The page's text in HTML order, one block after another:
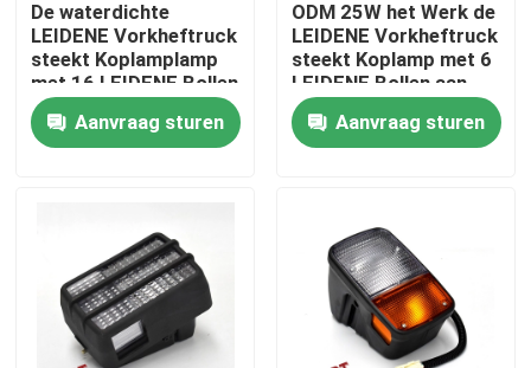
Het Wiel van de vorkheftruckaandrijving
Het Controlemechanisme van de vorkheftruckmotor
LEIDENE Vorkheftrucklichten
Vorkheftruckschakelaar
De waterdichte
LEIDENE Vorkheftruck
steekt Koplamplamp
met 16 LEIDENE Bollen
aan
Aanvraag sturen
ODM 25W het Werk de
LEIDENE Vorkheftruck
steekt Koplamp met 6
LEIDENE Bollen aan
Aanvraag sturen